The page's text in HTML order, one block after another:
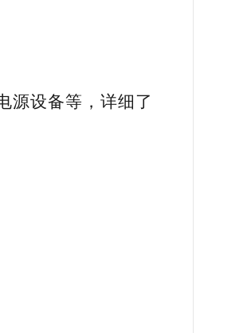
源设备等，详细了